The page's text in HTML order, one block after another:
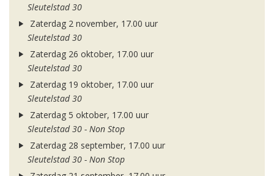
Sleutelstad 30
Zaterdag 2 november, 17.00 uur
Sleutelstad 30
Zaterdag 26 oktober, 17.00 uur
Sleutelstad 30
Zaterdag 19 oktober, 17.00 uur
Sleutelstad 30
Zaterdag 5 oktober, 17.00 uur
Sleutelstad 30 - Non Stop
Zaterdag 28 september, 17.00 uur
Sleutelstad 30 - Non Stop